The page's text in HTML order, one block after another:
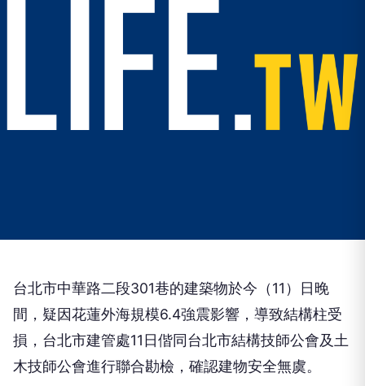
台北市中華路二段301巷的建築物於今（11）日晚
間，疑因花蓮外海規模6.4強震影響，導致結構柱受
損，台北市建管處11日偕同台北市結構技師公會及土
木技師公會進行聯合勘檢，確認建物安全無虞。